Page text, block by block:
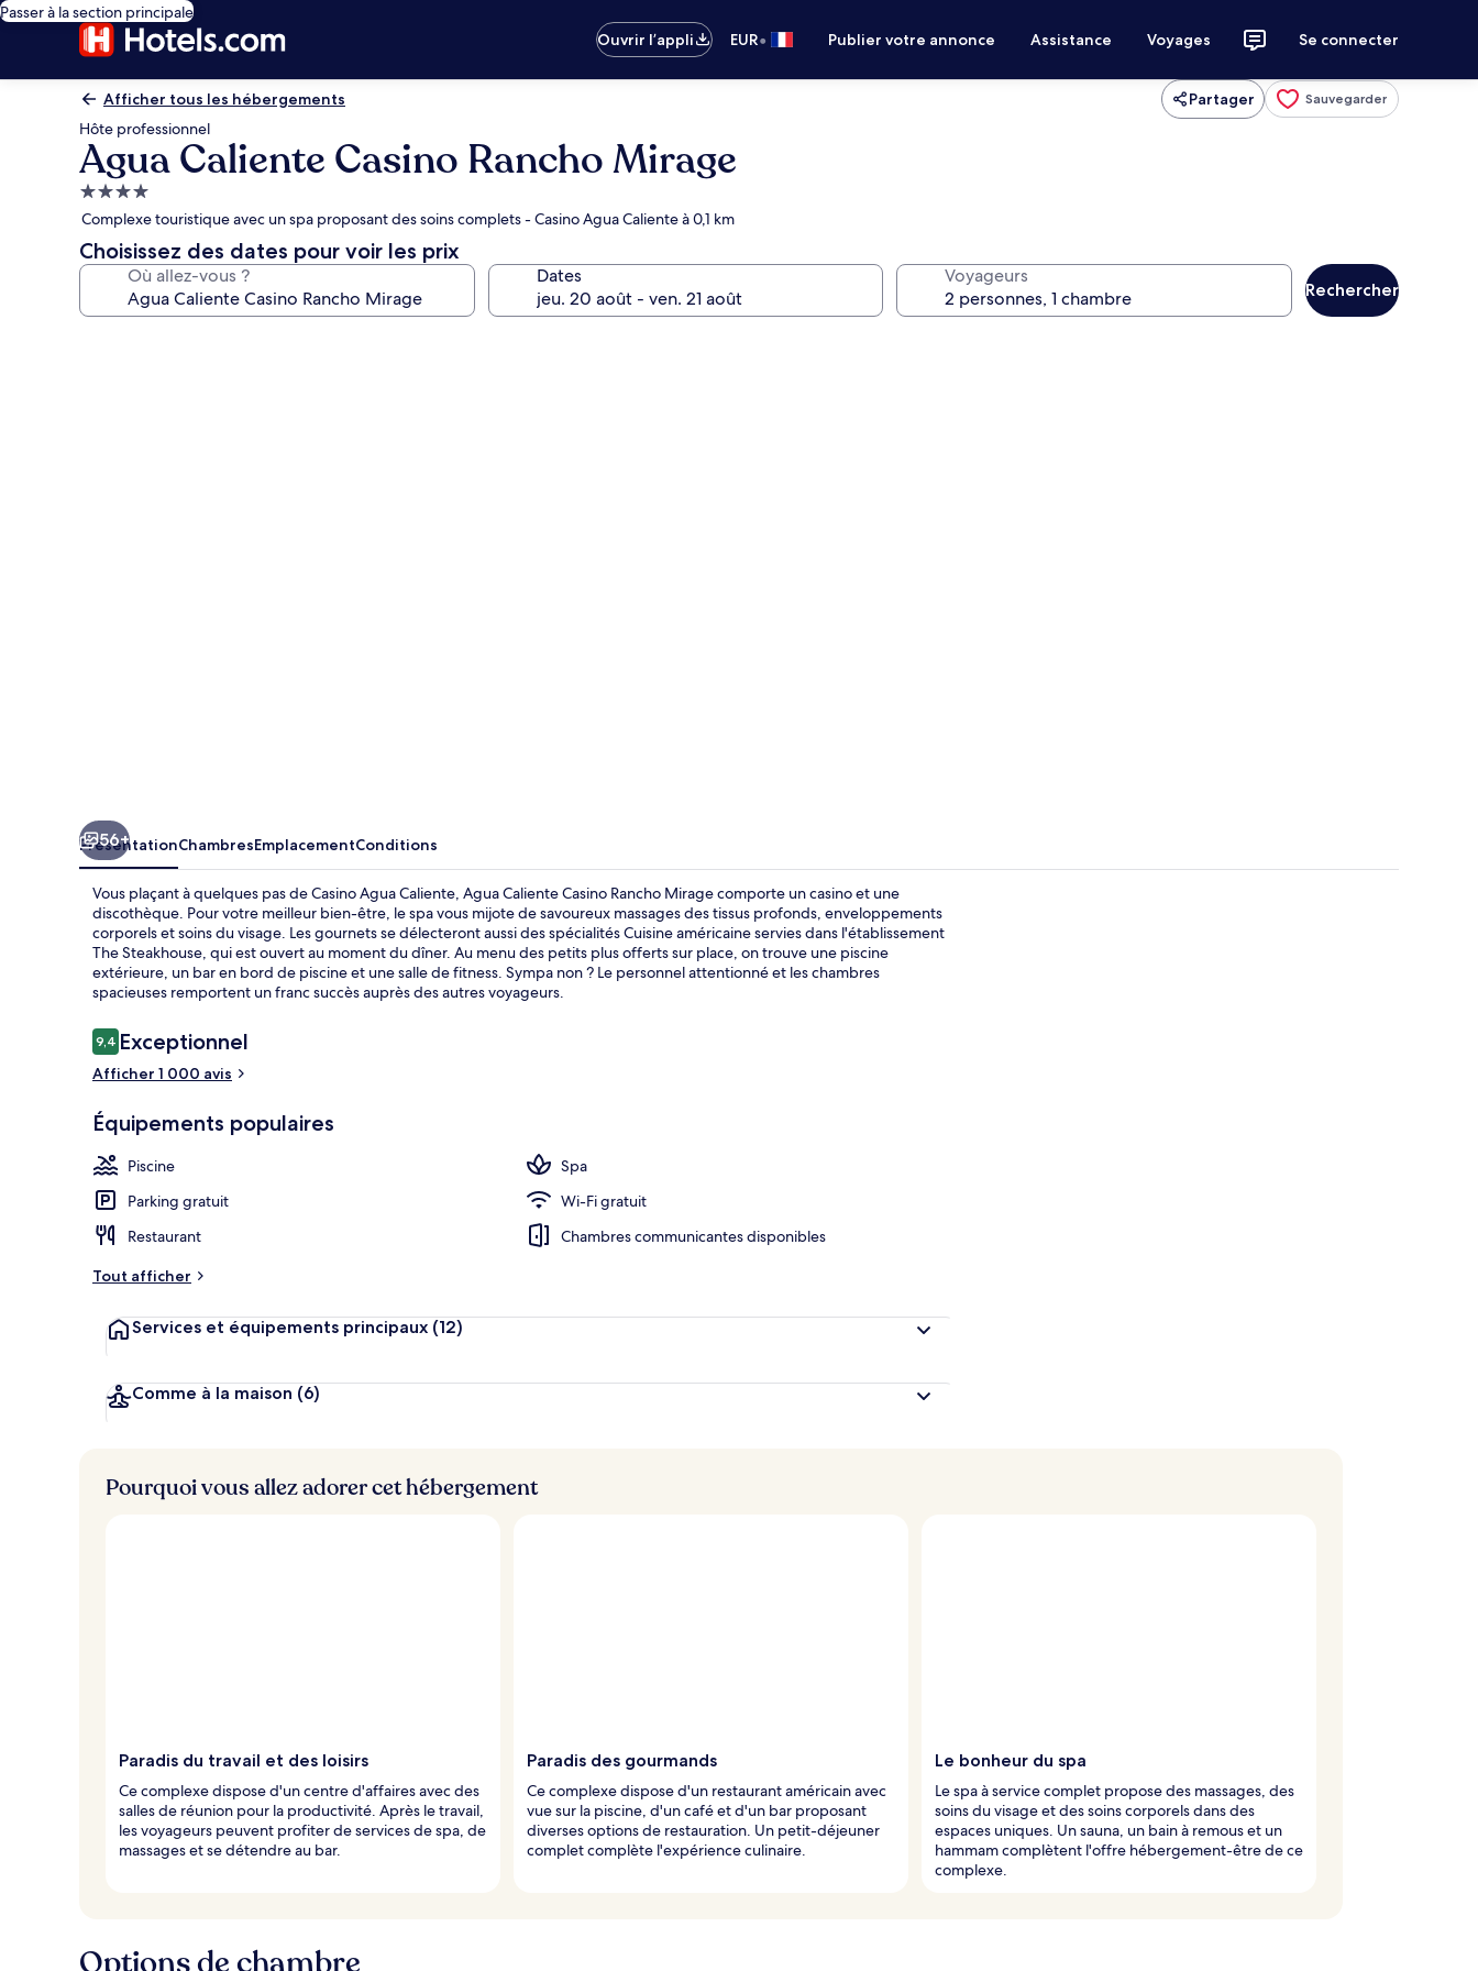
Passer à la section principale
Ouvrir l’appli
EUR• Publier votre annonce Assistance Voyages Se connecter
Afficher tous les hébergements Partager Sauvegarder
Hôte professionnel
Agua Caliente Casino Rancho Mirage
Hébergement
4.0 étoiles
Complexe touristique avec un spa proposant des soins complets - Casino Agua Caliente à 0,1 km
Choisissez des dates pour voir les prix
Où allez-vous ? Dates Voyageurs
Rechercher
56+
PrésentationChambresEmplacementConditions
Vous plaçant à quelques pas de Casino Agua Caliente, Agua Caliente Casino Rancho Mirage comporte un casino et une
discothèque. Pour votre meilleur bien-être, le spa vous mijote de savoureux massages des tissus profonds, enveloppements
corporels et soins du visage. Les gournets se délecteront aussi des spécialités Cuisine américaine servies dans l'établissement
The Steakhouse, qui est ouvert au moment du dîner. Au menu des petits plus offerts sur place, on trouve une piscine
extérieure, un bar en bord de piscine et une salle de fitness. Sympa non ? Le personnel attentionné et les chambres
spacieuses remportent un franc succès auprès des autres voyageurs.
Avis
voyageurs
9,49,4 sur 10
Exceptionnel
Afficher 1 000 avis
Équipements populaires
Piscine
Spa
Parking gratuit
Wi-Fi gratuit
Restaurant
Chambres communicantes disponibles
Tout afficher
Services et équipements principaux (12)
Comme à la maison (6)
Pourquoi vous allez adorer cet hébergement
Paradis du travail et des loisirs
Ce complexe dispose d'un centre d'affaires avec des
salles de réunion pour la productivité. Après le travail,
les voyageurs peuvent profiter de services de spa, de
massages et se détendre au bar.
Paradis des gourmands
Ce complexe dispose d'un restaurant américain avec
vue sur la piscine, d'un café et d'un bar proposant
diverses options de restauration. Un petit-déjeuner
complet complète l'expérience culinaire.
Le bonheur du spa
Le spa à service complet propose des massages, des
soins du visage et des soins corporels dans des
espaces uniques. Un sauna, un bain à remous et un
hammam complètent l'offre hébergement-être de ce
complexe.